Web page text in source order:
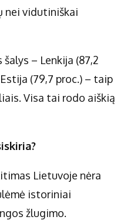
nei vidutiniškai
– Lenkija (87,2
(79,7 proc.) – taip
Visa tai rodo aiškią
Lietuvoje nėra
istoriniai
žlugimo.